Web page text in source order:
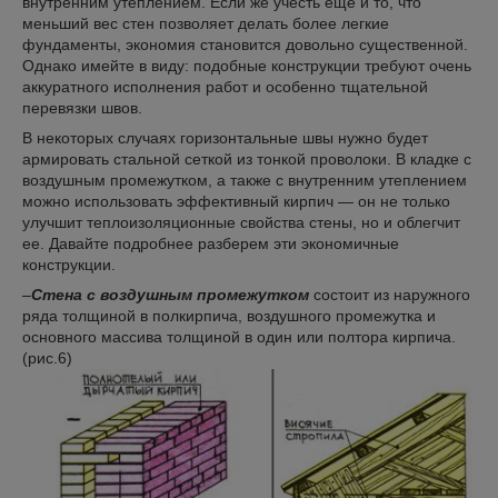
меньший вес стен позволяет делать более легкие
фундаменты, экономия становится довольно существенной.
Однако имейте в виду: подобные конструкции требуют очень
аккуратного исполнения работ и особенно тщательной
перевязки швов.
В некоторых случаях горизонтальные швы нужно будет
армировать стальной сеткой из тонкой проволоки. В кладке с
воздушным промежутком, а также с внутренним утеплением
можно использовать эффективный кирпич — он не только
улучшит теплоизоляционные свойства стены, но и облегчит
ее. Давайте подробнее разберем эти экономичные
конструкции.
–Стена с воздушным промежутком состоит из наружного
ряда толщиной в полкирпича, воздушного промежутка и
основного массива толщиной в один или полтора кирпича.
(рис.6)